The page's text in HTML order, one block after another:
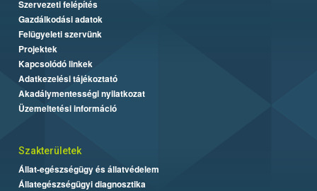
Szervezeti felépítés
Gazdálkodási adatok
Felügyeleti szervünk
Projektek
Kapcsolódó linkek
Adatkezelési tájékoztató
Akadálymentességi nyilatkozat
Üzemeltetési információ
Szakterületek
Állat-egészségügy és állatvédelem
Állategészségügyi diagnosztika